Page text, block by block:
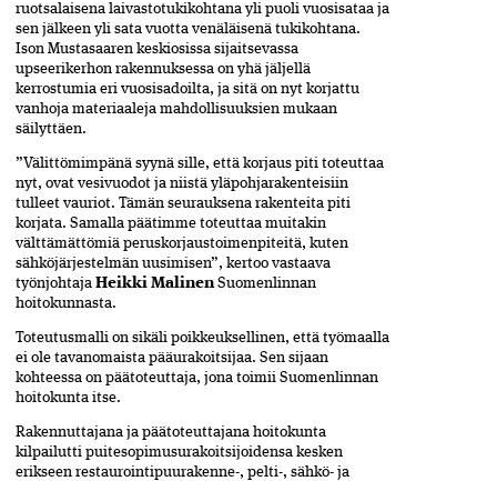
ruotsalaisena laivastotukikohtana yli puoli vuosisataa ja
sen jälkeen yli sata vuotta venäläisenä tukikohtana.
Ison Mustasaaren keskiosissa sijaitsevassa
upseerikerhon rakennuksessa on yhä jäljellä
kerrostumia eri vuosisadoilta, ja sitä on nyt korjattu
vanhoja materiaaleja mahdollisuuksien mukaan
säilyttäen.
”Välittömimpänä syynä sille, että korjaus piti toteuttaa
nyt, ovat vesivuodot ja niistä yläpohjarakenteisiin
tulleet vauriot. Tämän seurauksena rakenteita piti
korjata. Samalla päätimme toteuttaa muitakin
välttämättömiä peruskorjaustoimenpiteitä, kuten
sähköjärjestelmän uusimisen”, kertoo vastaava
työnjohtaja Heikki MalinenSuomenlinnan
hoitokunnasta.
Toteutusmalli on sikäli poikkeuksellinen, että työmaalla
ei ole tavanomaista pääurakoitsijaa. Sen sijaan
kohteessa on päätoteuttaja, jona toimii Suomenlinnan
hoitokunta itse.
Rakennuttajana ja päätoteuttajana hoitokunta
kilpailutti puitesopimusurakoitsijoidensa kesken
erikseen restaurointipuurakenne-, pelti-, sähkö- ja